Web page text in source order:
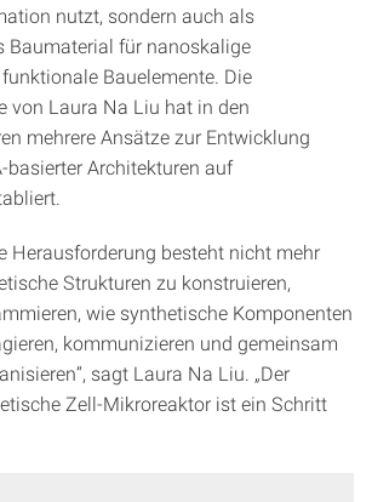
nutzt, sondern auch als
Baumaterial für nanoskalige
Bauelemente. Die
von Laura Na Liu hat in den
mehrere Ansätze zur Entwicklung
basierter Architekturen auf
Herausforderung besteht nicht mehr
Strukturen zu konstruieren,
wie synthetische Komponenten
kommunizieren und gemeinsam
sagt Laura Na Liu. „Der
Zell-Mikroreaktor ist ein Schritt